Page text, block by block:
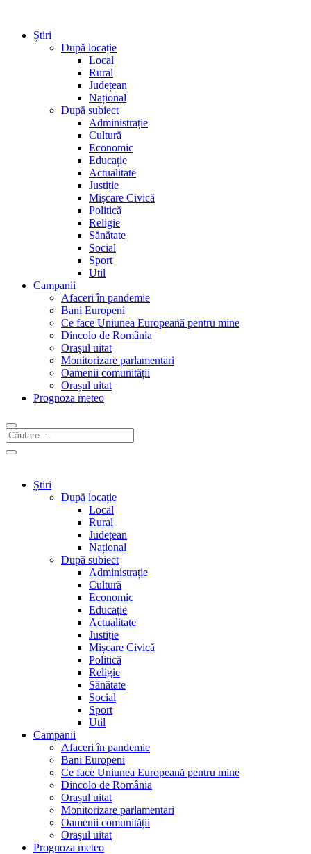
Știri
După locație
Local
Rural
Județean
Național
După subiect
Administrație
Cultură
Economic
Educație
Actualitate
Justiție
Mișcare Civică
Politică
Religie
Sănătate
Social
Sport
Util
Campanii
Afaceri în pandemie
Bani Europeni
Ce face Uniunea Europeană pentru mine
Dincolo de România
Orașul uitat
Monitorizare parlamentari
Oamenii comunității
Orașul uitat
Prognoza meteo
Știri
După locație
Local
Rural
Județean
Național
După subiect
Administrație
Cultură
Economic
Educație
Actualitate
Justiție
Mișcare Civică
Politică
Religie
Sănătate
Social
Sport
Util
Campanii
Afaceri în pandemie
Bani Europeni
Ce face Uniunea Europeană pentru mine
Dincolo de România
Orașul uitat
Monitorizare parlamentari
Oamenii comunității
Orașul uitat
Prognoza meteo